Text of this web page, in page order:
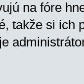
na fóre
takže si ich